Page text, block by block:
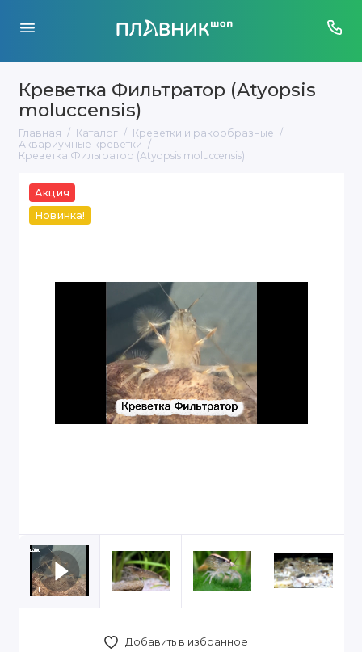
Креветка Фильтратор (Atyopsis
moluccensis)
Главная Каталог
Креветки и ракообразные
Аквариумные креветки
Креветка Фильтратор (Atyopsis moluccensis)
Акция
Новинка!
Добавить в избранное